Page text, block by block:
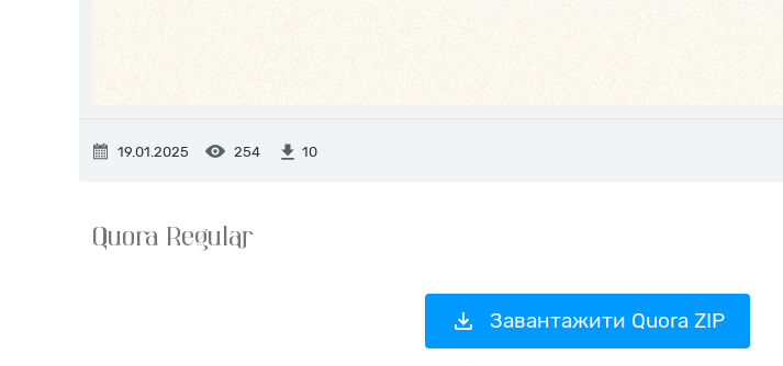
19.01.2025 254 10
Завантажити Quora ZIP